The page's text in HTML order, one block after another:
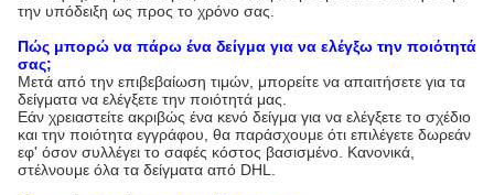
την υπόδειξη ως προς το χρόνο σας.
Πώς μπορώ να πάρω ένα δείγμα για να ελέγξω την ποιότητά
σας;
Μετά από την επιβεβαίωση τιμών, μπορείτε να απαιτήσετε για τα
δείγματα να ελέγξετε την ποιότητά μας.
Εάν χρειαστείτε ακριβώς ένα κενό δείγμα για να ελέγξετε το σχέδιο
και την ποιότητα εγγράφου, θα παράσχουμε ότι επιλέγετε δωρεάν
εφ' όσον συλλέγει το σαφές κόστος βασισμένο. Κανονικά,
στέλνουμε όλα τα δείγματα από DHL.